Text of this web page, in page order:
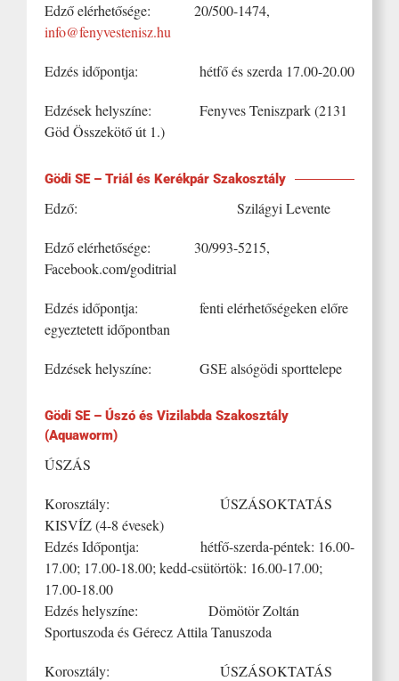
Edző elérhetősége: 20/500-1474,
info@fenyvestenisz.hu
Edzés időpontja: hétfő és szerda 17.00-20.00
Edzések helyszíne: Fenyves Teniszpark (2131
Göd Összekötő út 1.)
Gödi SE – Triál és Kerékpár Szakosztály
Edző: Szilágyi Levente
Edző elérhetősége: 30/993-5215,
Facebook.com/goditrial
Edzés időpontja: fenti elérhetőségeken előre
egyeztetett időpontban
Edzések helyszíne: GSE alsógödi sporttelepe
Gödi SE – Úszó és Vizilabda Szakosztály
(Aquaworm)
ÚSZÁS
Korosztály: ÚSZÁSOKTATÁS
KISVÍZ (4-8 évesek)
Edzés Időpontja: hétfő-szerda-péntek: 16.00-
17.00; 17.00-18.00; kedd-csütörtök: 16.00-17.00;
17.00-18.00
Edzés helyszíne: Dömötör Zoltán
Sportuszoda és Gérecz Attila Tanuszoda
Korosztály: ÚSZÁSOKTATÁS